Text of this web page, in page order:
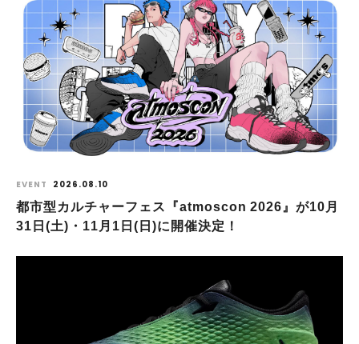
EVENT 2026.08.10
都市型カルチャーフェス『atmoscon 2026』が10月
31日(土)・11月1日(日)に開催決定！